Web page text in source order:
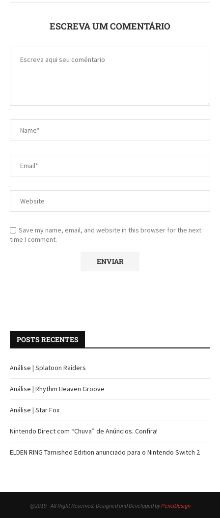
ESCREVA UM COMENTÁRIO
Save my name, email, and website in this browser for the next
time I comment.
POSTS RECENTES
Análise | Splatoon Raiders
Análise | Rhythm Heaven Groove
Análise | Star Fox
Nintendo Direct com “Chuva” de Anúncios. Confira!
ELDEN RING Tarnished Edition anunciado para o Nintendo Switch 2
@2019 - All Right Reserved. Designed and Developed byPenciDesign